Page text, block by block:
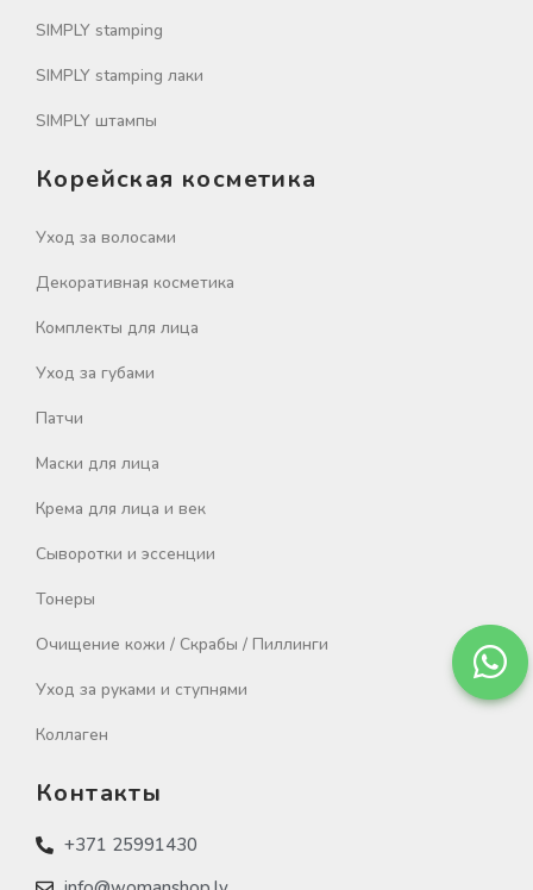
SIMPLY stamping
SIMPLY stamping лаки
SIMPLY штампы
Корейская косметика
Уход за волосами
Декоративная косметика
Комплекты для лица
Уход за губами
Патчи
Маски для лица
Крема для лица и век
Сыворотки и эссенции
Тонеры
Очищение кожи / Скрабы / Пиллинги
Уход за руками и ступнями
Коллаген
Контакты
+371 25991430